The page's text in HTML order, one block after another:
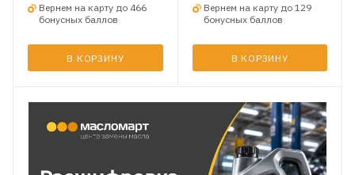
Вернем на карту до 466
бонусных баллов
В КОРЗИНУ
Вернем на карту до 129
бонусных баллов
В КОРЗИНУ